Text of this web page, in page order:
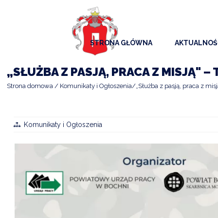
STRONA GŁÓWNA
„SŁUŻBA Z PASJĄ, PRACA Z MISJĄ"
Strona domowa Komunikaty i Ogłoszenia „Służba z pasją, praca z
Komunikaty i Ogłoszenia